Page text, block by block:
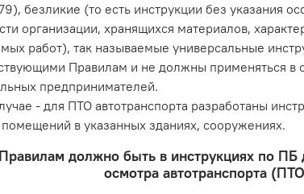
безликие (то есть инструкции без указания
организации, хранящихся материалов,
работ), так называемые универсальные
Правилам и не должны применяться в
предпринимателей.
- для ПТО автотранспорта разработаны
помещений в указанных зданиях, сооружениях.
должно быть в инструкциях по ПБ
осмотра автотранспорта